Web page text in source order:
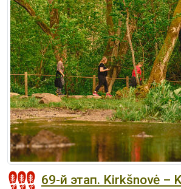
69-й этап. Kirkšnovė –